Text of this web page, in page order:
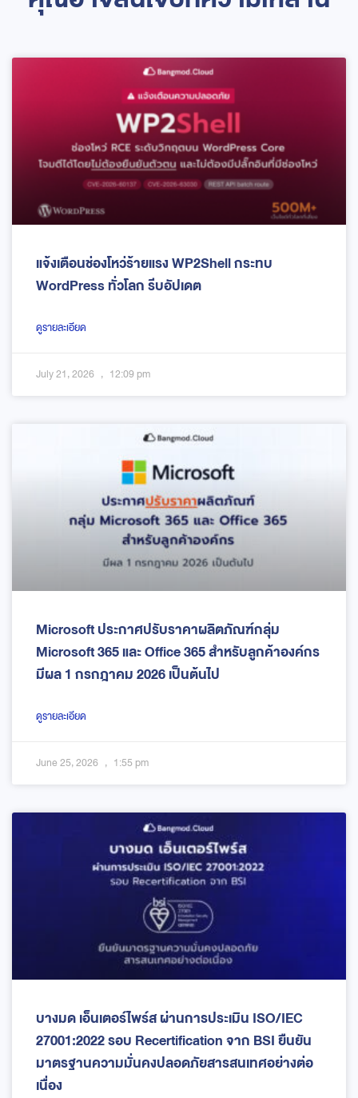
แจ้งเตือนช่องโหว่ร้ายแรง WP2Shell กระทบ
WordPress ทั่วโลก รีบอัปเดต
ดูรายละเอียด
July 21, 2026 12:09 pm
Microsoft ประกาศปรับราคาผลิตภัณฑ์กลุ่ม
Microsoft 365 และ Office 365 สำหรับลูกค้าองค์กร
มีผล 1 กรกฎาคม 2026 เป็นต้นไป
ดูรายละเอียด
June 25, 2026 1:55 pm
บางมด เอ็นเตอร์ไพร์ส ผ่านการประเมิน ISO/IEC
27001:2022 รอบ Recertification จาก BSI ยืนยัน
มาตรฐานความมั่นคงปลอดภัยสารสนเทศอย่างต่อ
เนื่อง